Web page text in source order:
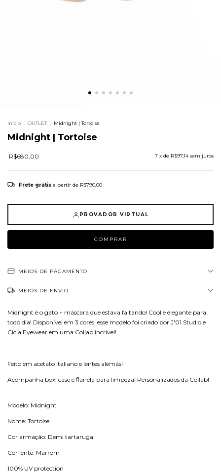
Início . OUTLET . Midnight | Tortoise
Midnight | Tortoise
R$680,00 7 x de R$97,14 sem juros
Frete grátis a partir de R$790,00
PROVADOR VIRTUAL
MEIOS DE PAGAMENTO
MEIOS DE ENVIO
Midnight é o gato + máscara que estava faltando! Cool e elegante para
todo dia! Disponível em 3 cores, esse modelo foi criado por J'01 Studio e
Cicia Eyewear em uma Collab incrível!
Feito em acetato italiano e lentes alemãs!
Acompanha box, case e flanela para limpeza! Personalizados da Collab!
Modelo: Midnight
Nome: Tortoise
Cor armação: Demi tartaruga
Cor lente: Marrom
100% UV protection